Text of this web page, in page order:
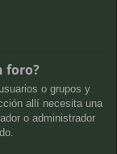
foro?
o grupos y
allí necesita una
o administrador